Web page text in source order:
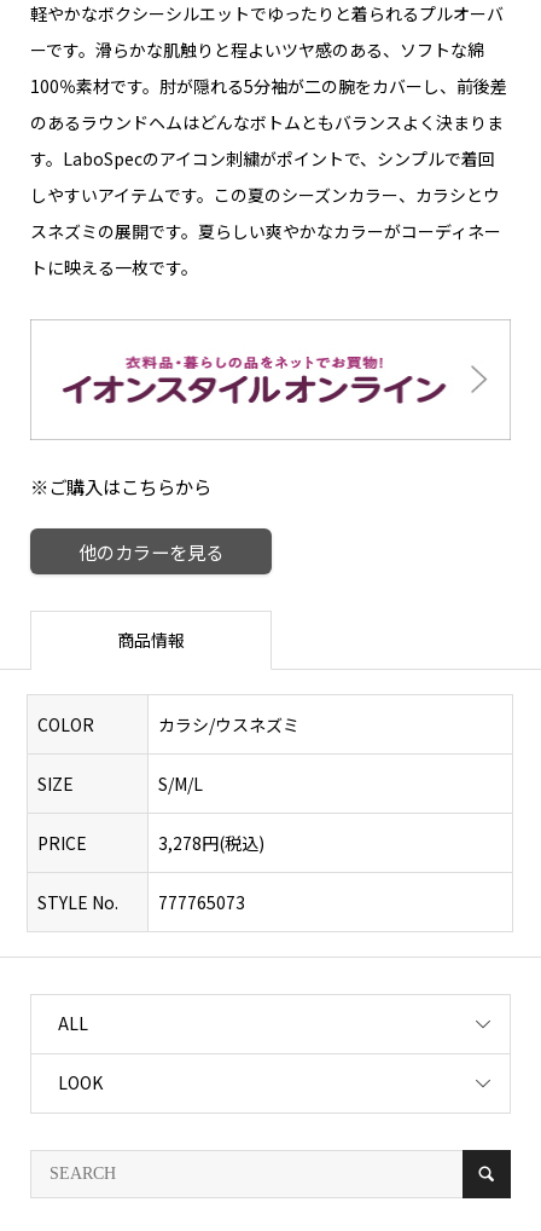
軽やかなボクシーシルエットでゆったりと着られるプルオーバ
ーです。滑らかな肌触りと程よいツヤ感のある、ソフトな綿
100％素材です。肘が隠れる5分袖が二の腕をカバーし、前後差
のあるラウンドヘムはどんなボトムともバランスよく決まりま
す。LaboSpecのアイコン刺繍がポイントで、シンプルで着回
しやすいアイテムです。この夏のシーズンカラー、カラシとウ
スネズミの展開です。夏らしい爽やかなカラーがコーディネー
トに映える一枚です。
※ご購入はこちらから
他のカラーを見る
商品情報
COLOR カラシ/ウスネズミ
SIZE S/M/L
PRICE 3,278円(税込)
STYLE No. 777765073
ALL
LOOK